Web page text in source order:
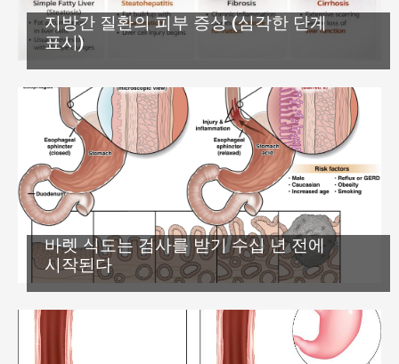
지방간 질환의 피부 증상 (심각한 단계
표시)
바렛 식도는 검사를 받기 수십 년 전에
시작된다